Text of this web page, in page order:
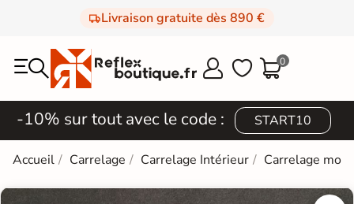
Livraison gratuite dès 890 €
  0
-10% sur tout avec le code : START10
Accueil Carrelage Carrelage Intérieur Carrelage